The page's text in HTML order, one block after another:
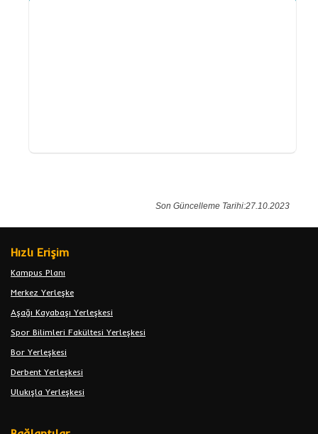
Son Güncelleme Tarihi:27.10.2023
Hızlı Erişim
Kampus Planı
Merkez Yerleşke
Aşağı Kayabaşı Yerleşkesi
Spor Bilimleri Fakültesi Yerleşkesi
Bor Yerleşkesi
Derbent Yerleşkesi
Ulukışla Yerleşkesi